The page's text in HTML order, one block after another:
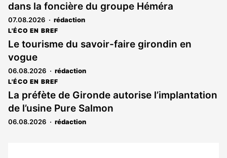
dans la foncière du groupe Héméra
07.08.2026 rédaction
L'ÉCO EN BREF
Le tourisme du savoir-faire girondin en
vogue
06.08.2026 rédaction
L'ÉCO EN BREF
La préfète de Gironde autorise l’implantation
de l’usine Pure Salmon
06.08.2026 rédaction